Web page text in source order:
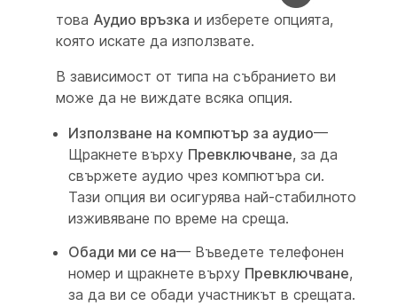
това Аудио връзка и изберете опцията,
която искате да използвате.
В зависимост от типа на събранието ви
може да не виждате всяка опция.
Използване на компютър за аудио—
Щракнете върху Превключване, за да
свържете аудио чрез компютъра си.
Тази опция ви осигурява най-стабилното
изживяване по време на среща.
Обади ми се на— Въведете телефонен
номер и щракнете върху Превключване,
за да ви се обади участникът в срещата.